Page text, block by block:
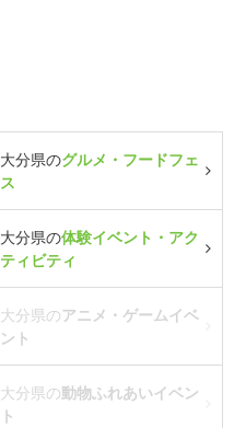
大分県のグルメ・フードフェ
ス
大分県の体験イベント・アク
ティビティ
大分県のアニメ・ゲームイベ
ント
大分県の動物ふれあいイベン
ト